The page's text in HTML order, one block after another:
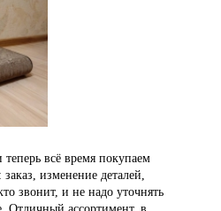
всё время покупаем
изменение деталей,
звонит, и не надо уточнять